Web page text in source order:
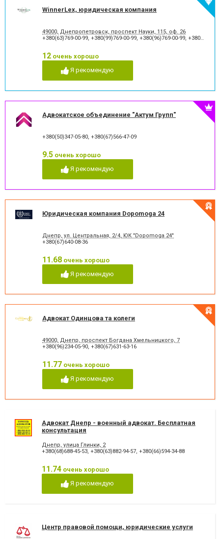
WinnerLex, юридическая компания
49000, Днепропетровск, проспект Науки, 115, оф. 26
+380(63)769-00-99, +380(99)769-00-99, +380(96)769-00-99, +380(56)769-00-99
12 очень хорошо
Я рекомендую
Адвокатское объединение "Актум Групп"
+380(50)347-05-80, +380(67)566-47-09
9.5 очень хорошо
Я рекомендую
Юридическая компания Dopomoga 24
Днепр, ул. Центральная, 2/4, ЮК "Dopomoga 24"
+380(67)640-08-36
11.68 очень хорошо
Я рекомендую
Адвокат Одинцова та колеги
49000, Днепр, проспект Богдана Хмельницкого, 7
+380(96)234-05-90, +380(67)631-63-16
11.77 очень хорошо
Я рекомендую
Адвокат Днепр - военный адвокат. Бесплатная
консультация
Днепр, улица Глинки, 2
+380(68)688-45-53, +380(63)882-94-57, +380(66)594-34-88
11.74 очень хорошо
Я рекомендую
Центр правовой помощи, юридические услуги